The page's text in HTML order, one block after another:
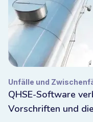
Unfälle und
QHSE-Software
Vorschriften und